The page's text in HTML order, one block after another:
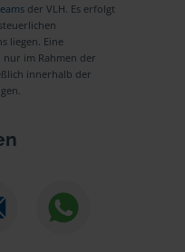
der VLH. Es erfolgt
liegen. Eine
im Rahmen der
innerhalb der